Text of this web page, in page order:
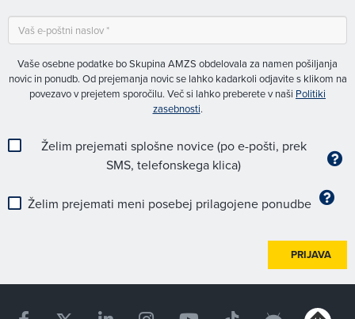
Vaše osebne podatke bo Skupina AMZS obdelovala za namen pošiljanja
novic in ponudb. Od prejemanja novic se lahko kadarkoli odjavite s klikom na
povezavo v prejetem sporočilu. Več si lahko preberete v naši Politiki
zasebnosti.
Želim prejemati splošne novice (po e-pošti, prek
SMS, telefonskega klica)
Želim prejemati meni posebej prilagojene ponudbe
PRIJAVA